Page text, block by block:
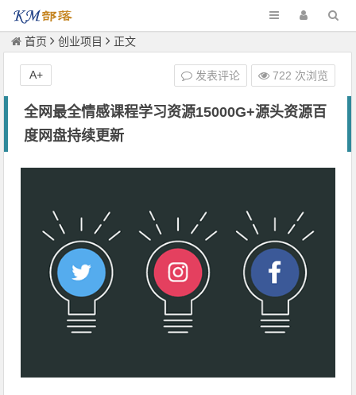
首页 创业项目 正文
全网最全情感课程学习资源15000G+源头资源百
度网盘持续更新
发表评论 722 次浏览
A+